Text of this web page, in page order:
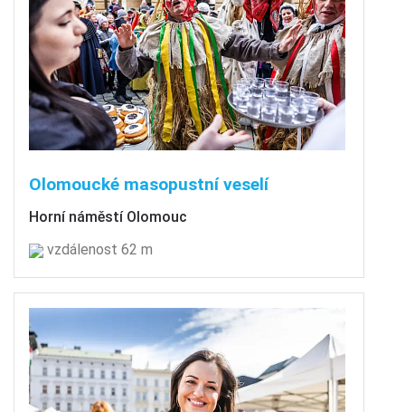
Olomoucké masopustní veselí
Horní náměstí Olomouc
vzdálenost 62 m